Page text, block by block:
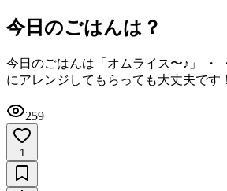
今日のごはんは？
今日のごはんは「オムライス〜♪」 ・
にアレンジしてもらっても大丈夫です！
259
1